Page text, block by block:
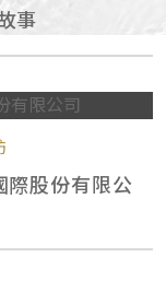
事
際股份有限公